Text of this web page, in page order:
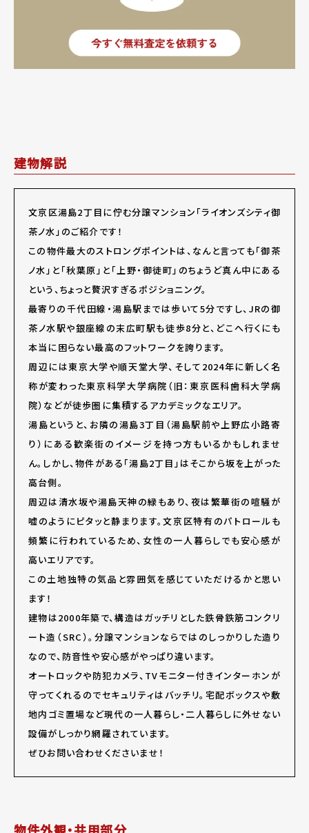
建物解説
文京区湯島2丁目に佇む分譲マンション「ライオンズシティ御
茶ノ水」のご紹介です！
この物件最大のストロングポイントは、なんと言っても「御茶
ノ水」と「秋葉原」と「上野・御徒町」のちょうど真ん中にある
という、ちょっと贅沢すぎるポジショニング。
最寄りの千代田線・湯島駅までは歩いて5分ですし、JRの御
茶ノ水駅や銀座線の末広町駅も徒歩8分と、どこへ行くにも
本当に困らない最高のフットワークを誇ります。
周辺には東京大学や順天堂大学、そして2024年に新しく名
称が変わった東京科学大学病院（旧：東京医科歯科大学病
院）などが徒歩圏に集積するアカデミックなエリア。
湯島というと、お隣の湯島3丁目（湯島駅前や上野広小路寄
り）にある歓楽街のイメージを持つ方もいるかもしれませ
ん。しかし、物件がある「湯島2丁目」はそこから坂を上がった
高台側。
周辺は清水坂や湯島天神の緑もあり、夜は繁華街の喧騒が
嘘のようにピタッと静まります。文京区特有のパトロールも
頻繁に行われているため、女性の一人暮らしでも安心感が
高いエリアです。
この土地独特の気品と雰囲気を感じていただけるかと思い
ます！
建物は2000年築で、構造はガッチリとした鉄骨鉄筋コンクリ
ート造（SRC）。分譲マンションならではのしっかりした造り
なので、防音性や安心感がやっぱり違います。
オートロックや防犯カメラ、TVモニター付きインターホンが
守ってくれるのでセキュリティはバッチリ。宅配ボックスや敷
地内ゴミ置場など現代の一人暮らし・二人暮らしに外せない
設備がしっかり網羅されています。
ぜひお問い合わせくださいませ！
物件外観・共用部分